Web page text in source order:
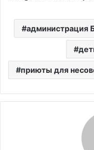
администрация
приюты для